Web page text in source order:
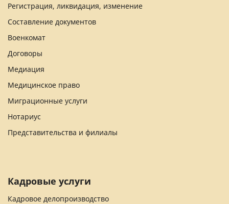
Регистрация, ликвидация, изменение
Составление документов
Военкомат
Договоры
Медиация
Медицинское право
Миграционные услуги
Нотариус
Представительства и филиалы
Кадровые услуги
Кадровое делопроизводство